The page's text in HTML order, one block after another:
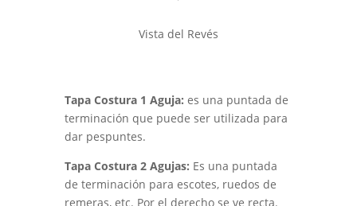
Vista del Revés
Tapa Costura 1 Aguja: es una puntada de
terminación que puede ser utilizada para
dar pespuntes.
Tapa Costura 2 Agujas: Es una puntada
de terminación para escotes, ruedos de
remeras, etc. Por el derecho se ve recta.